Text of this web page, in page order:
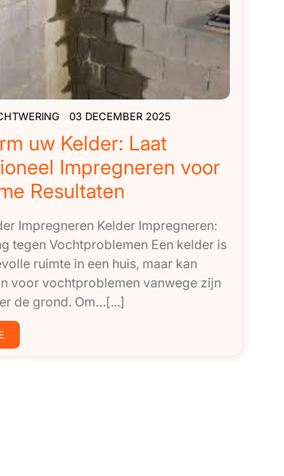
03 DECEMBER 2025
uw Kelder: Laat
Impregneren voor
Resultaten
Impregneren Kelder Impregneren:
tegen Vochtproblemen Een kelder is
ruimte in een huis, maar kan
voor vochtproblemen vanwege zijn
de grond. Om…[...]